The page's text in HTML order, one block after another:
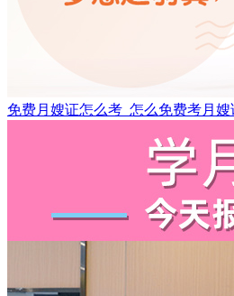
免费月嫂证怎么考_怎么免费考月嫂